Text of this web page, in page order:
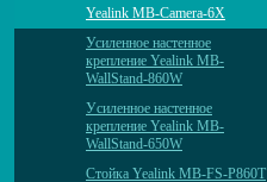
Yealink MB-Camera-6X
Усиленное настенное
крепление Yealink MB-
WallStand-860W
Уcиленное настенное
крепление Yealink MB-
WallStand-650W
Стойка Yealink MB-FS-P860T